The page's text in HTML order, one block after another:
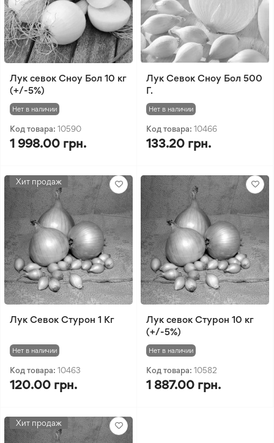
Лук севок Сноу Бол 10 кг
(+/-5%)
Нет в наличии
Код товара: 10590
1 998.00 грн.
Лук Севок Сноу Бол 500
Г.
Нет в наличии
Код товара: 10466
133.20 грн.
Хит продаж
Лук Севок Стурон 1 Кг
Нет в наличии
Код товара: 10463
120.00 грн.
Лук севок Стурон 10 кг
(+/-5%)
Нет в наличии
Код товара: 10582
1 887.00 грн.
Хит продаж